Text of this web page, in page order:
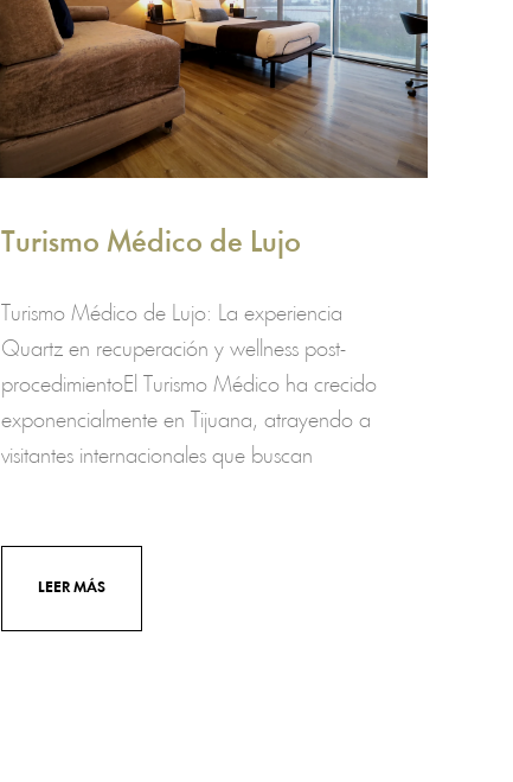
Turismo Médico de Lujo
Turismo Médico de Lujo: La experiencia
Quartz en recuperación y wellness post-
procedimientoEl Turismo Médico ha crecido
exponencialmente en Tijuana, atrayendo a
visitantes internacionales que buscan
LEER MÁS